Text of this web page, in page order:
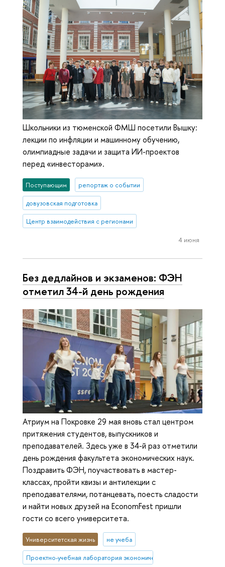
Школьники из тюменской ФМШ посетили Вышку:
лекции по инфляции и машинному обучению,
олимпиадные задачи и защита ИИ-проектов
перед «инвесторами».
Поступающим репортаж о событии
довузовская подготовка
Центр взаимодействия с регионами
4 июня
Без дедлайнов и экзаменов: ФЭН
отметил 34-й день рождения
Атриум на Покровке 29 мая вновь стал центром
притяжения студентов, выпускников и
преподавателей. Здесь уже в 34-й раз отметили
день рождения факультета экономических наук.
Поздравить ФЭН, поучаствовать в мастер-
классах, пройти квизы и антилекции с
преподавателями, потанцевать, поесть сладости
и найти новых друзей на EconomFest пришли
гости со всего университета.
Университетская жизнь не учеба
Проектно-учебная лаборатория экономической журналистики